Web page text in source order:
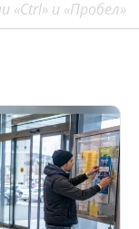
и «Пробел»